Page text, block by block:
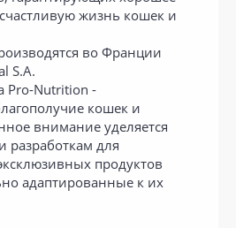
жизнь кошек и
во Франции
S.A.
Pro-Nutrition -
кошек и
внимание уделяется
разработкам для
продуктов
адаптированные к их